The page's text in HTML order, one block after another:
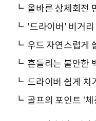
┗
┗
┗
┗
┗
┗